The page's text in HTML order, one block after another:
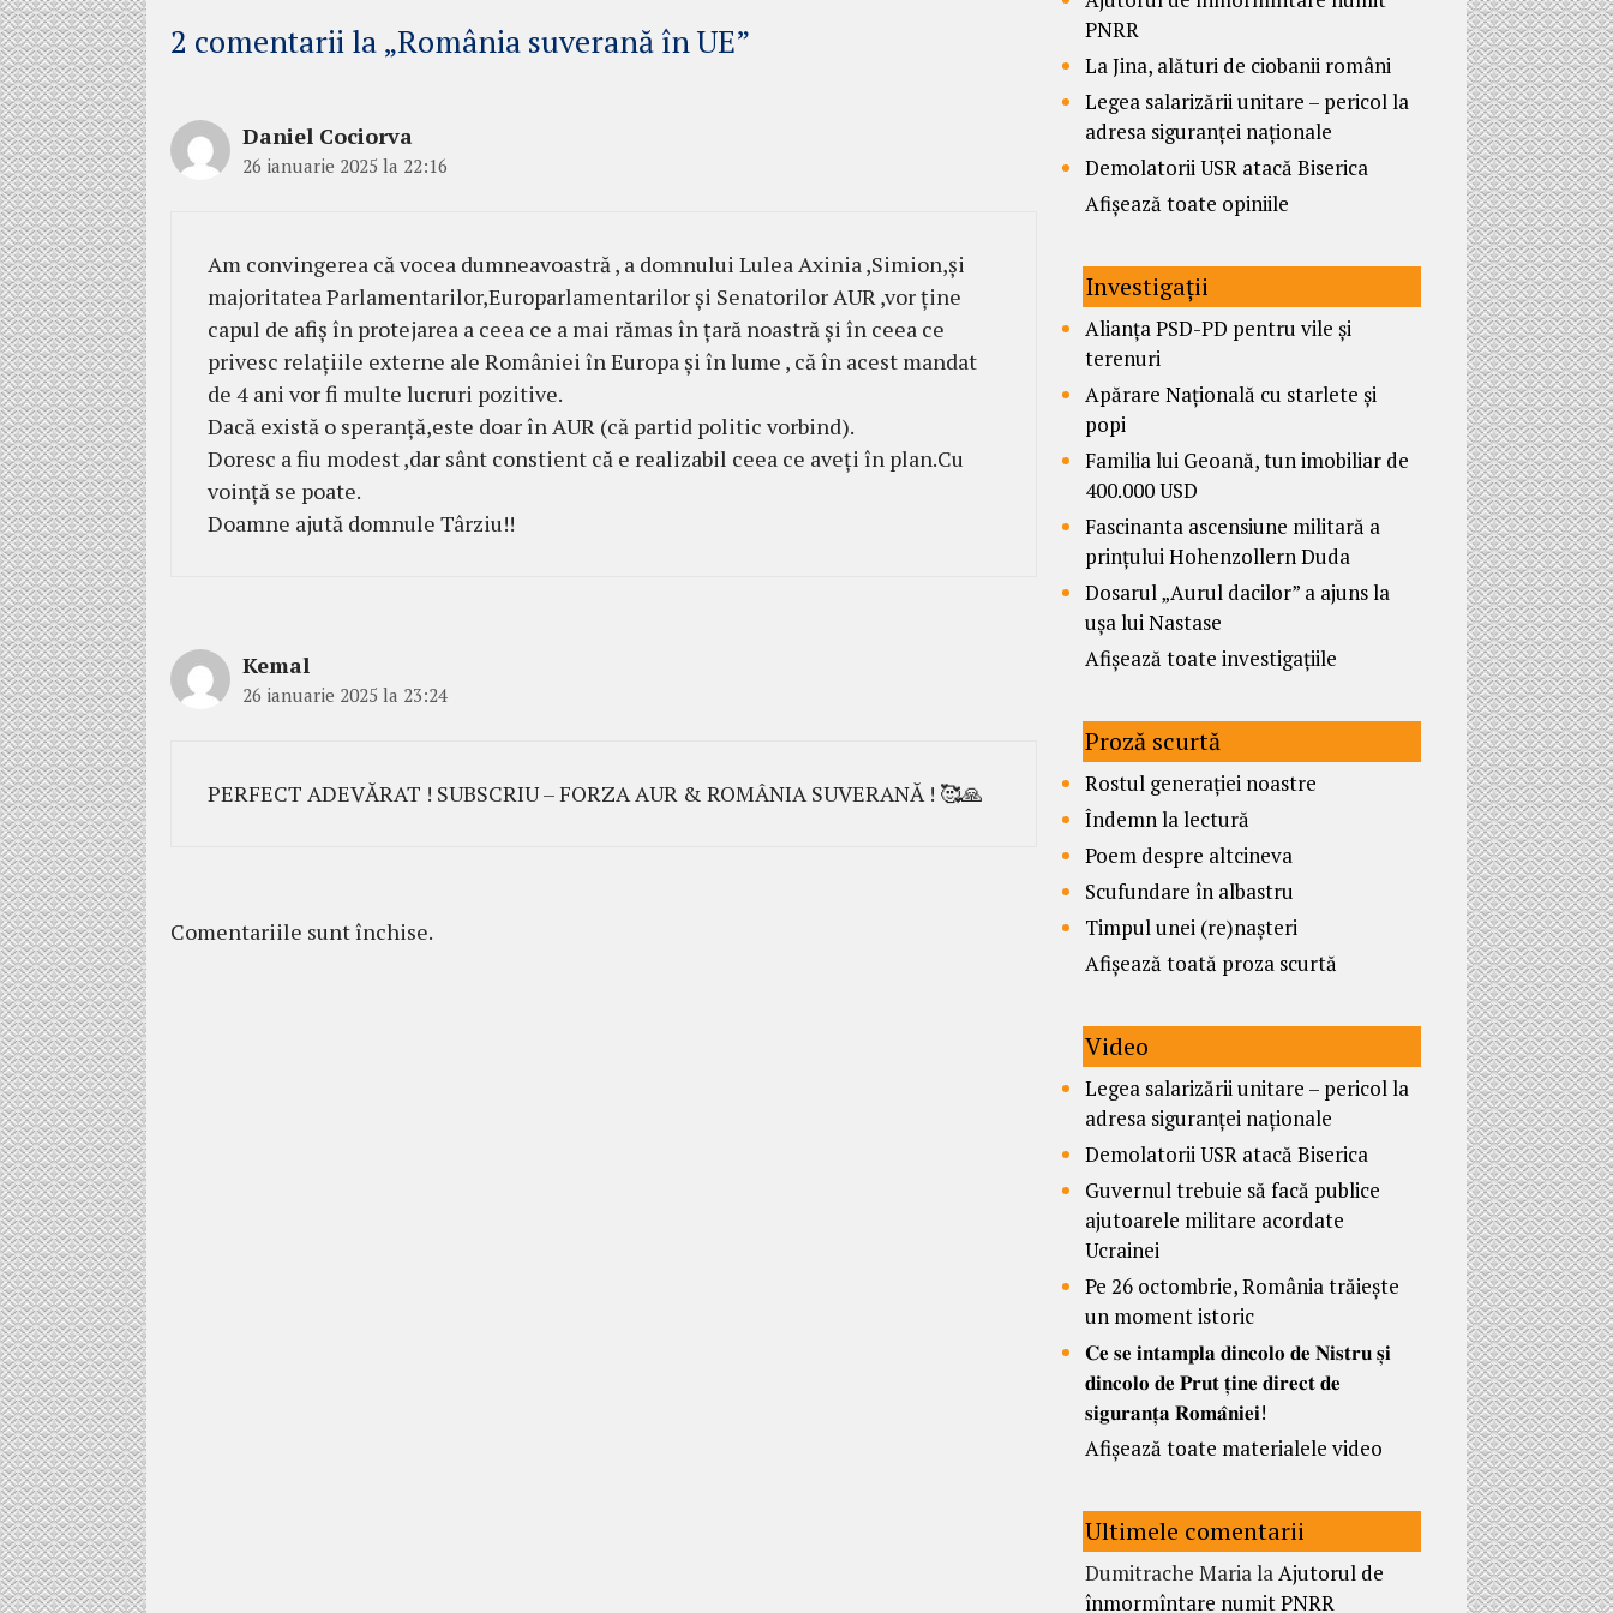
2 comentarii la „România suverană în UE”
Daniel Cociorva
26 ianuarie 2025 la 22:16
Am convingerea că vocea dumneavoastră , a domnului Lulea Axinia ,Simion,și
majoritatea Parlamentarilor,Europarlamentarilor și Senatorilor AUR ,vor ține
capul de afiș în protejarea a ceea ce a mai rămas în țară noastră și în ceea ce
privesc relațiile externe ale României în Europa și în lume , că în acest mandat
de 4 ani vor fi multe lucruri pozitive.
Dacă există o speranță,este doar în AUR (că partid politic vorbind).
Doresc a fiu modest ,dar sânt constient că e realizabil ceea ce aveți în plan.Cu
voință se poate.
Doamne ajută domnule Târziu!!
Kemal
26 ianuarie 2025 la 23:24
PERFECT ADEVĂRAT ! SUBSCRIU – FORZA AUR & ROMÂNIA SUVERANĂ ! 🥰🙏
Comentariile sunt închise.
PNRR
La Jina, alături de ciobanii români
Legea salarizării unitare – pericol la
adresa siguranței naționale
Demolatorii USR atacă Biserica
Afișează toate opiniile
Investigații
Alianța PSD-PD pentru vile și
terenuri
Apărare Națională cu starlete și
popi
Familia lui Geoană, tun imobiliar de
400.000 USD
Fascinanta ascensiune militară a
prințului Hohenzollern Duda
Dosarul „Aurul dacilor” a ajuns la
ușa lui Nastase
Afișează toate investigațiile
Proză scurtă
Rostul generației noastre
Îndemn la lectură
Poem despre altcineva
Scufundare în albastru
Timpul unei (re)nașteri
Afișează toată proza scurtă
Video
Legea salarizării unitare – pericol la
adresa siguranței naționale
Demolatorii USR atacă Biserica
Guvernul trebuie să facă publice
ajutoarele militare acordate
Ucrainei
Pe 26 octombrie, România trăiește
un moment istoric
𝐂𝐞 𝐬𝐞 𝐢𝐧𝐭𝐚𝐦𝐩𝐥𝐚 𝐝𝐢𝐧𝐜𝐨𝐥𝐨 𝐝𝐞 𝐍𝐢𝐬𝐭𝐫𝐮 𝐬̦𝐢
𝐝𝐢𝐧𝐜𝐨𝐥𝐨 𝐝𝐞 𝐏𝐫𝐮𝐭 𝐭̦𝐢𝐧𝐞 𝐝𝐢𝐫𝐞𝐜𝐭 𝐝𝐞
𝐬𝐢𝐠𝐮𝐫𝐚𝐧𝐭̦𝐚 𝐑𝐨𝐦𝐚̂𝐧𝐢𝐞𝐢!
Afișează toate materialele video
Ultimele comentarii
Dumitrache MarialaAjutorul de
înmormîntare numit PNRR